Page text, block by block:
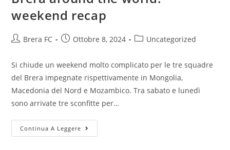
weekend recap
Brera FC Ottobre 8, 2024 Uncategorized
Si chiude un weekend molto complicato per le tre squadre
del Brera impegnate rispettivamente in Mongolia,
Macedonia del Nord e Mozambico. Tra sabato e lunedì
sono arrivate tre sconfitte per…
Continua A Leggere